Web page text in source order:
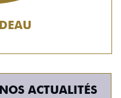
ACTUALITÉS